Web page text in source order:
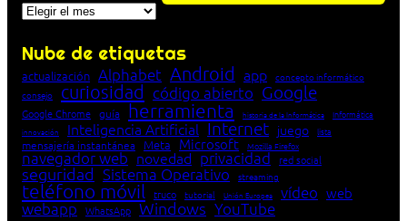
Archivos
Nube de etiquetas
actualización Alphabet Android app concepto informático
consejo
curiosidad código abierto Google
Google Chrome guía herramienta historia de la Informática Informática
innovación Inteligencia Artificial Internet juego lista
mensajería instantánea Meta Microsoft Mozilla Firefox
navegador web novedad privacidad red social
seguridad Sistema Operativo streaming
teléfono móvil truco tutorial Unión Europea vídeo web
webapp WhatsApp Windows YouTube